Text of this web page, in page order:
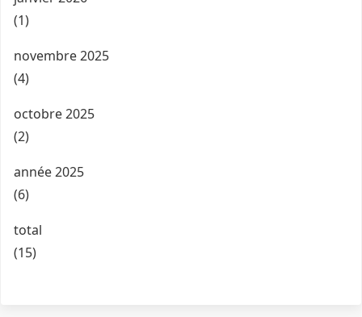
(1)
novembre 2025
(4)
octobre 2025
(2)
année 2025
(6)
total
(15)